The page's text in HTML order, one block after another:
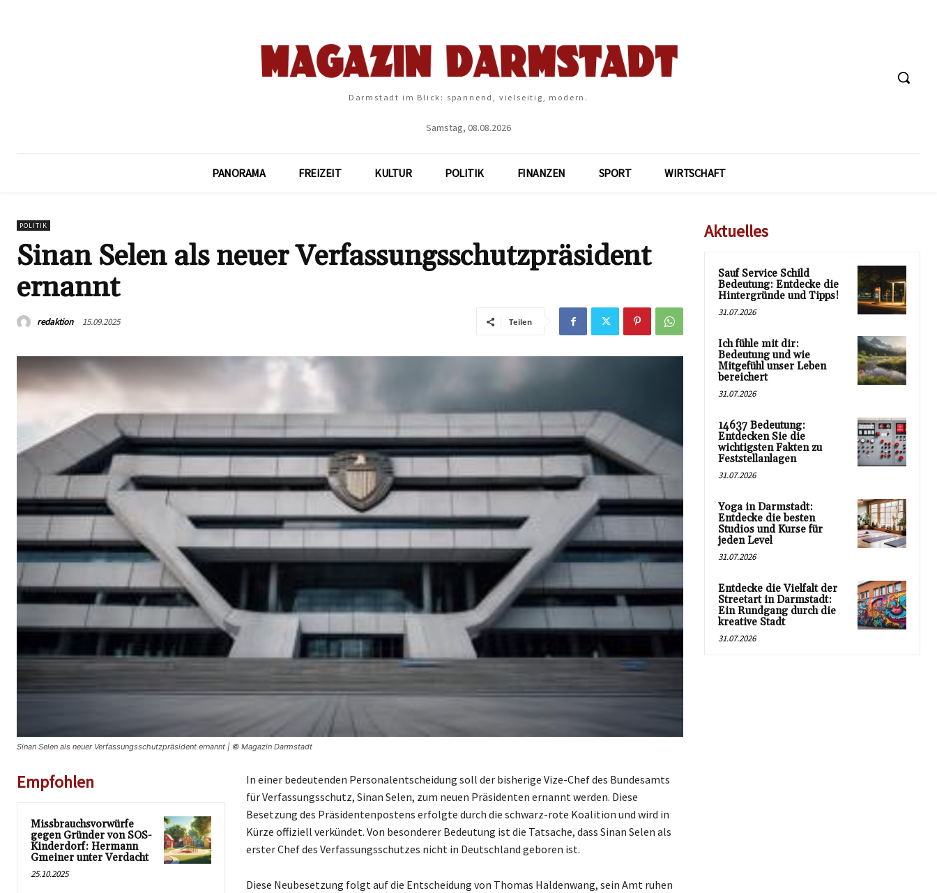
Darmstadt im Blick: spannend, vielseitig, modern.
Samstag, 08.08.2026
PANORAMA FREIZEIT KULTUR POLITIK FINANZEN SPORT WIRTSCHAFT
POLITIK
Sinan Selen als neuer Verfassungsschutzpräsident
ernannt
redaktion 15.09.2025 Teilen
Sinan Selen als neuer Verfassungsschutzpräsident ernannt | © Magazin Darmstadt
Empfohlen
Missbrauchsvorwürfe
gegen Gründer von SOS-
Kinderdorf: Hermann
Gmeiner unter Verdacht
25.10.2025
In einer bedeutenden Personalentscheidung soll der bisherige Vize-Chef des Bundesamts
für Verfassungsschutz, Sinan Selen, zum neuen Präsidenten ernannt werden. Diese
Besetzung des Präsidentenpostens erfolgte durch die schwarz-rote Koalition und wird in
Kürze offiziell verkündet. Von besonderer Bedeutung ist die Tatsache, dass Sinan Selen als
erster Chef des Verfassungsschutzes nicht in Deutschland geboren ist.
Diese Neubesetzung folgt auf die Entscheidung von Thomas Haldenwang, sein Amt ruhen
Aktuelles
Sauf Service Schild
Bedeutung: Entdecke die
Hintergründe und Tipps!
31.07.2026
Ich fühle mit dir:
Bedeutung und wie
Mitgefühl unser Leben
bereichert
31.07.2026
14637 Bedeutung:
Entdecken Sie die
wichtigsten Fakten zu
Feststellanlagen
31.07.2026
Yoga in Darmstadt:
Entdecke die besten
Studios und Kurse für
jeden Level
31.07.2026
Entdecke die Vielfalt der
Streetart in Darmstadt:
Ein Rundgang durch die
kreative Stadt
31.07.2026